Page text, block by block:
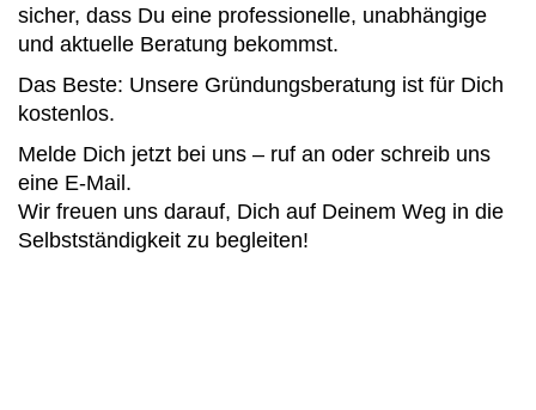
sicher, dass Du eine professionelle, unabhängige
und aktuelle Beratung bekommst.
Das Beste: Unsere Gründungsberatung ist für Dich
kostenlos.
Melde Dich jetzt bei uns – ruf an oder schreib uns
eine E-Mail.
Wir freuen uns darauf, Dich auf Deinem Weg in die
Selbstständigkeit zu begleiten!